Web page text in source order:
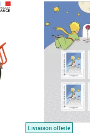
Livraison offerte
Prix 7,50€